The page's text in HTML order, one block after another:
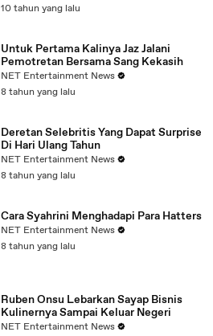
10 tahun yang lalu
Untuk Pertama Kalinya Jaz Jalani
Pemotretan Bersama Sang Kekasih
NET Entertainment News
8 tahun yang lalu
Deretan Selebritis Yang Dapat Surprise
Di Hari Ulang Tahun
NET Entertainment News
8 tahun yang lalu
Cara Syahrini Menghadapi Para Hatters
NET Entertainment News
8 tahun yang lalu
Ruben Onsu Lebarkan Sayap Bisnis
Kulinernya Sampai Keluar Negeri
NET Entertainment News